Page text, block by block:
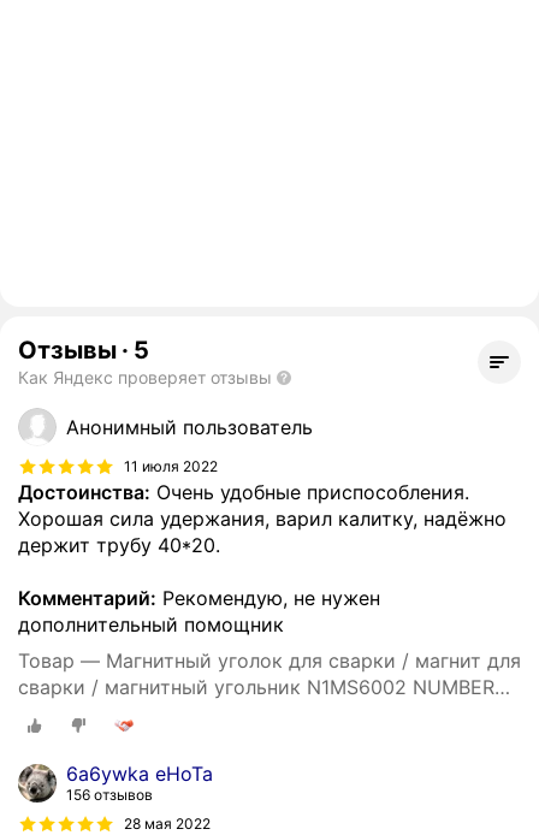
Отзывы · 5
Как Яндекс проверяет отзывы
Анонимный пользователь
11 июля 2022
Достоинства: Очень удобные приспособления.
Хорошая сила удержания, варил калитку, надёжно
держит трубу 40*20.
Комментарий: Рекомендую, не нужен
дополнительный помощник
Товар — Магнитный уголок для сварки / магнит для
сварки / магнитный угольник N1MS6002 NUMBER
ONE 11 кг, угол 45, 90, 135 град.
6a6ywka eHoTa
156 отзывов
28 мая 2022